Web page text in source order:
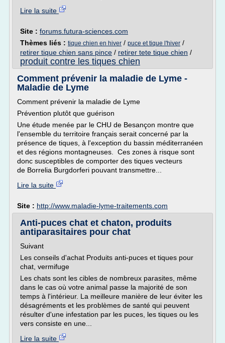
Lire la suite
Site : forums.futura-sciences.com
Thèmes liés : tique chien en hiver / puce et tique l'hiver /
retirer tique chien sans pince / retirer tete tique chien /
produit contre les tiques chien
Comment prévenir la maladie de Lyme -
Maladie de Lyme
Comment prévenir la maladie de Lyme
Prévention plutôt que guérison
Une étude menée par le CHU de Besançon montre que
l'ensemble du territoire français serait concerné par la
présence de tiques, à l'exception du bassin méditerranéen
et des régions montagneuses. Ces zones à risque sont
donc susceptibles de comporter des tiques vecteurs
de Borrelia Burgdorferi pouvant transmettre...
Lire la suite
Site : http://www.maladie-lyme-traitements.com
Anti-puces chat et chaton, produits
antiparasitaires pour chat
Suivant
Les conseils d'achat Produits anti-puces et tiques pour
chat, vermifuge
Les chats sont les cibles de nombreux parasites, même
dans le cas où votre animal passe la majorité de son
temps à l'intérieur. La meilleure manière de leur éviter les
désagréments et les problèmes de santé qui peuvent
résulter d'une infestation par les puces, les tiques ou les
vers consiste en une...
Lire la suite